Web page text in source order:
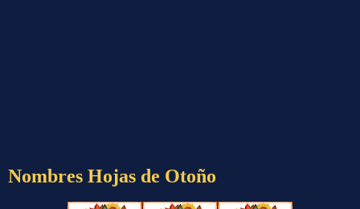
Nombres Hojas de Otoño